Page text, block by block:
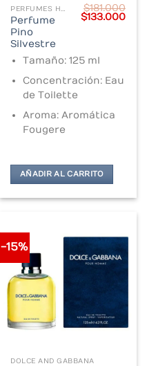
PERFUMES HOMBRE
Perfume
Pino
Silvestre
$181.000
Original
$133.000
Tamaño: 125 ml
Concentración: Eau
de Toilette
Aroma: Aromática
Fougere
AÑADIR AL CARRITO
-15%
DOLCE AND GABBANA